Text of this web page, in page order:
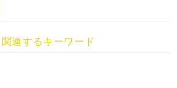
関連するキーワード